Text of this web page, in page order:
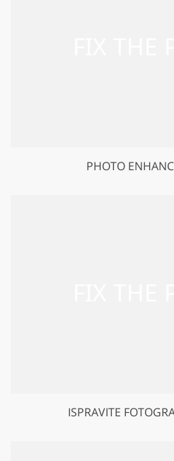
PHOTO
ISPRAVITE